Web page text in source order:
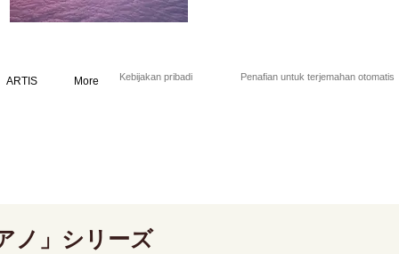
ARTIS More Kebijakan pribadi Penafian untuk terjemahan otomatis
ノ」シリーズ